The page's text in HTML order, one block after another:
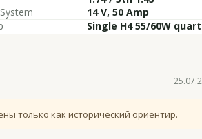
14 V, 50 Amp
Single H4 55/60W
только как исторический ориентир.